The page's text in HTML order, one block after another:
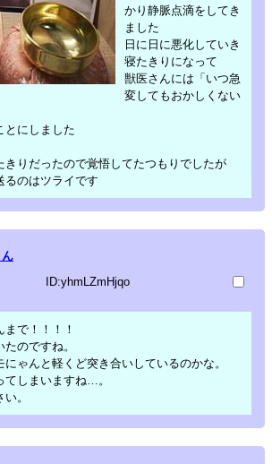
かり静脈点滴をしてき
ました
日に日に悪化していき
寝たきりになって
獣医さんには「いつ急
変してもおかしくない
とにしました
きりだったので覚悟してたつもりでしたが
るのはツライです
ID:yhmLZmHjqo
で！！！！
のですね。
ゃんと軽くど突き合いしているのかな。
てしまいますね…。
。